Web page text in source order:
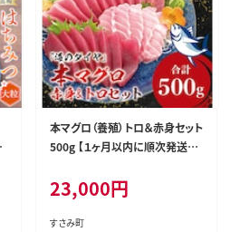
本マグロ（養殖）トロ＆赤身セット
500g 【１ヶ月以内に順次発送】
まぐろ マグロ 鮪 刺身 赤身 柵 じ
ゃばらまぐろ 本マグロ 本鮪【nks
110D】
23,000円
すさみ町